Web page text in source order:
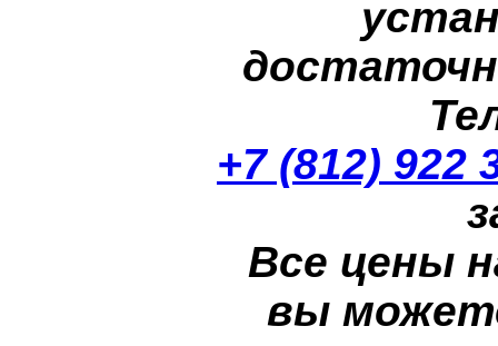
+7 (812) 922
Все цены
вы